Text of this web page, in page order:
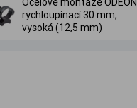
rychloupínací 30 mm,
vysoká (12,5 mm)